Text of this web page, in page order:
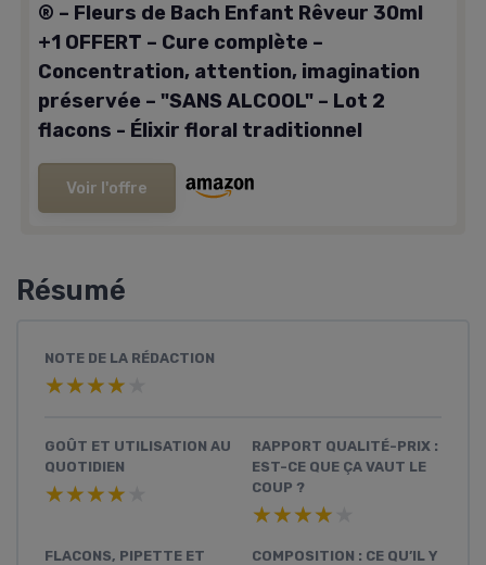
® – Fleurs de Bach Enfant Rêveur 30ml
+1 OFFERT – Cure complète –
Concentration, attention, imagination
préservée – "SANS ALCOOL" – Lot 2
flacons - Élixir floral traditionnel
Voir l'offre
Résumé
NOTE DE LA RÉDACTION
★★★★★
★★★★★
GOÛT ET UTILISATION AU
QUOTIDIEN
★★★★★
★★★★★
RAPPORT QUALITÉ-PRIX :
EST-CE QUE ÇA VAUT LE
COUP ?
★★★★★
★★★★★
FLACONS, PIPETTE ET
COMPOSITION : CE QU’IL Y